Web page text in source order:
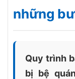
những
Quy trình
bị bệ